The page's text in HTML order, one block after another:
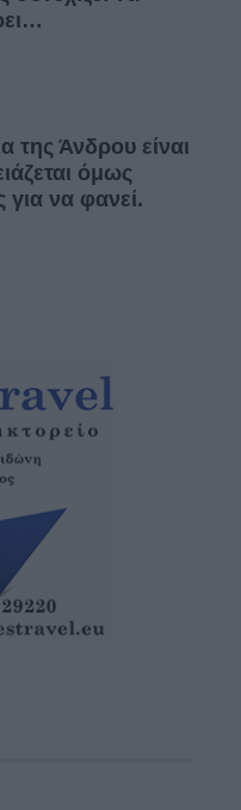
της Άνδρου είναι
όμως
για να φανεί.